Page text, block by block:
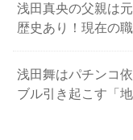
浅田真央の父親は
歴史あり！現在の
浅田舞はパチンコ
ブル引き起こす「地